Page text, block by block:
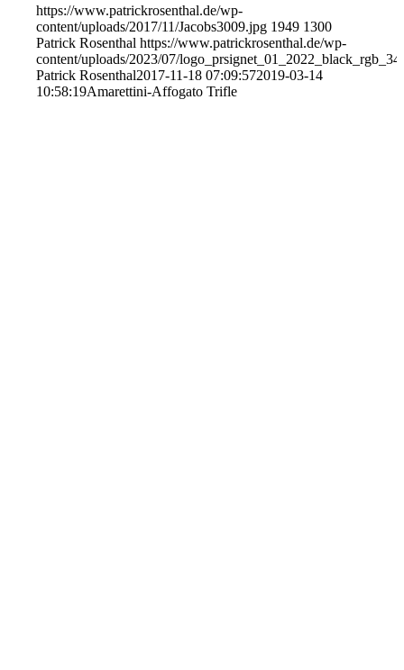
https://www.patrickrosenthal.de/wp-
content/uploads/2017/11/Jacobs3009.jpg 1949 1300
Patrick Rosenthal https://www.patrickrosenthal.de/wp-
content/uploads/2023/07/
Patrick Rosenthal2017-11-18 07:09:572019-03-14
10:58:19Amarettini-Affogato Trifle